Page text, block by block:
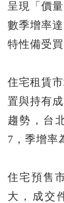
呈現「價
數季增率
特性備受買
住宅租賃
置與持有
趨勢，台
7，季增率
住宅預售
大，成交